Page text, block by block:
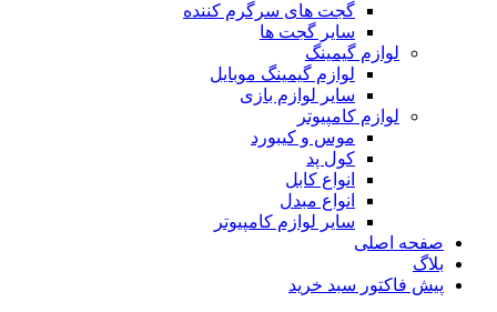
گجت های سرگرم کننده
سایر گجت ها
لوازم گیمینگ
لوازم گیمینگ موبایل
سایر لوازم بازی
لوازم کامپیوتر
موس و کیبورد
کول پد
انواع کابل
انواع مبدل
سایر لوازم کامپیوتر
صفحه اصلی
بلاگ
پیش فاکتور سبد خرید